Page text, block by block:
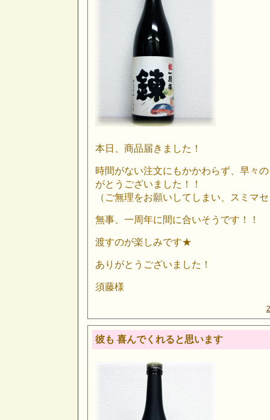
本日、商品届きました！
時間がない注文にもかかわらず、早々
がとうございました！！
（ご無理をお願いしてしまい、スミマ
無事、一周年に間に合いそうです！！
渡すのが楽しみです★
ありがとうございました！
須藤様
彼も 喜んでくれると思います